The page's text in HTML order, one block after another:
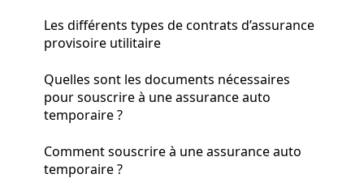
Les différents types de contrats d’assurance
provisoire utilitaire
Quelles sont les documents nécessaires
pour souscrire à une assurance auto
temporaire ?
Comment souscrire à une assurance auto
temporaire ?